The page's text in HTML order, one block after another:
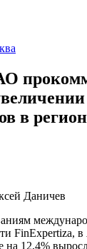
в
Даничев
FinExpertiza,
на 12,4%